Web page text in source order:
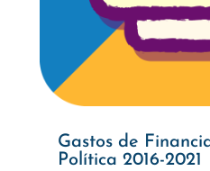
Gastos de
Política 2016-2021